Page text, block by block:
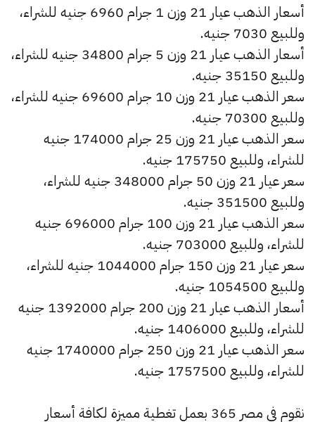
أسعار الذهب عيار 21 وزن 1 جرام 6960 جنيه للشراء،
وللبيع 7030 جنيه.
أسعار الذهب عيار 21 وزن 5 جرام 34800 جنيه للشراء،
وللبيع 35150 جنيه.
سعر الذهب عيار 21 وزن 10 جرام 69600 جنيه للشراء،
وللبيع 70300 جنيه.
سعر الذهب عيار 21 وزن 25 جرام 174000 جنيه
للشراء، وللبيع 175750 جنيه.
سعر عيار 21 وزن 50 جرام 348000 جنيه للشراء،
وللبيع 351500 جنيه.
سعر الذهب عيار 21 وزن 100 جرام 696000 جنيه
للشراء، وللبيع 703000 جنيه.
سعر عيار 21 وزن 150 جرام 1044000 جنيه للشراء،
وللبيع 1054500 جنيه.
أسعار الذهب عيار 21 وزن 200 جرام 1392000 جنيه
للشراء، وللبيع 1406000 جنيه.
سعر الذهب عيار 21 وزن 250 جرام 1740000 جنيه
للشراء، وللبيع 1757500 جنيه.
نقوم في مصر 365 بعمل تغطية مميزة لكافة أسعار